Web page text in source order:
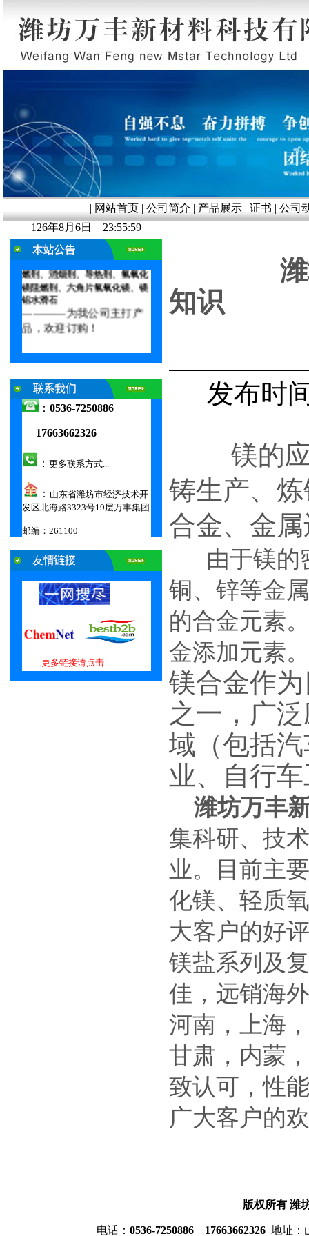
| 网站首页| 公司简介 | 产品展示| 证书 | 公司
126年8月6日 23:56:00
友情提示：CPE专 用轻
质活性氧化镁 改性氧化镁阻燃
剂、活性氢氧化铝、无机复合阻
燃剂、消烟剂、导热剂、氢氧化
镁阻燃剂、六角片氢氧化镁、镁
铝水滑石
————为我公司主打产
品，欢迎订购！
： 0536-7250886
17663662326
： 更多联系方式...
： 山东省潍坊市经济技术开
发区北海路3323号19层万丰集团
邮编：261100
更多链接请点击
知识
发布时
镁的
铸生产、
合金、金
由于镁的
铜、锌等金
的合金元素
金添加元素。
镁合金作
之一，广
域（包括
业、自行
潍坊万丰
集科研、技
业。目前主
化镁、轻质
大客户的好
镁盐系列及
佳，远销海
河南，上海
甘肃，内蒙
致认可，性
广大客户的
版权所有 潍
电话： 0536-7250886 17663662326 地址：